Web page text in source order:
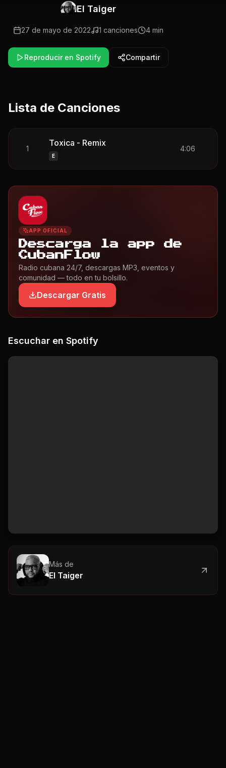
El Taiger
27 de mayo de 2022 1 canciones 4 min
Reproducir en Spotify Compartir
Lista de Canciones
1
Toxica - Remix
E
4:06
APP OFICIAL
Descarga la app de
CubanFlow
Radio cubana 24/7, descargas MP3, eventos y
comunidad — todo en tu bolsillo.
Descargar Gratis
Escuchar en Spotify
Más de
El Taiger